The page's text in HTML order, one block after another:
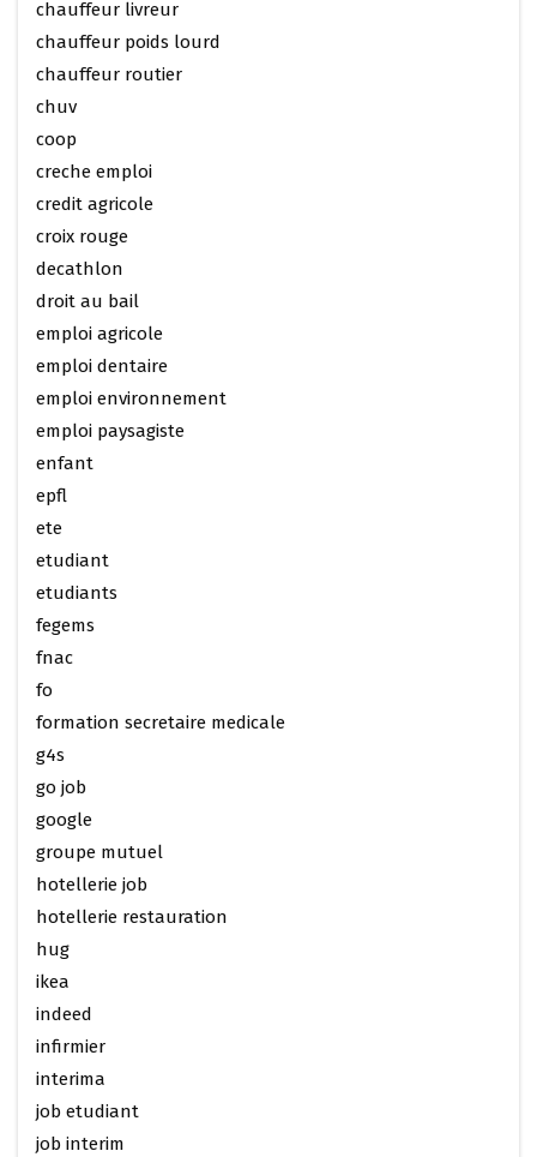
chauffeur livreur
chauffeur poids lourd
chauffeur routier
chuv
coop
creche emploi
credit agricole
croix rouge
decathlon
droit au bail
emploi agricole
emploi dentaire
emploi environnement
emploi paysagiste
enfant
epfl
ete
etudiant
etudiants
fegems
fnac
fo
formation secretaire medicale
g4s
go job
google
groupe mutuel
hotellerie job
hotellerie restauration
hug
ikea
indeed
infirmier
interima
job etudiant
job interim